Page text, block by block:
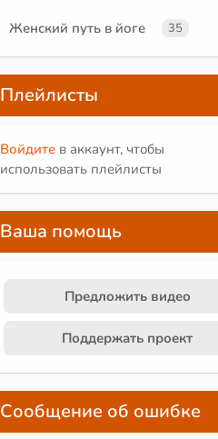
Женский путь в йоге 35
Плейлисты
Войдите в аккаунт, чтобы
использовать плейлисты
Ваша помощь
Предложить видео
Поддержать проект
Сообщение об ошибке